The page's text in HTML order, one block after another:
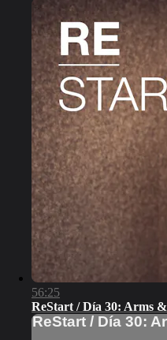
56:25
ReStart / Día 30: Arms
ReStart / Día 30: